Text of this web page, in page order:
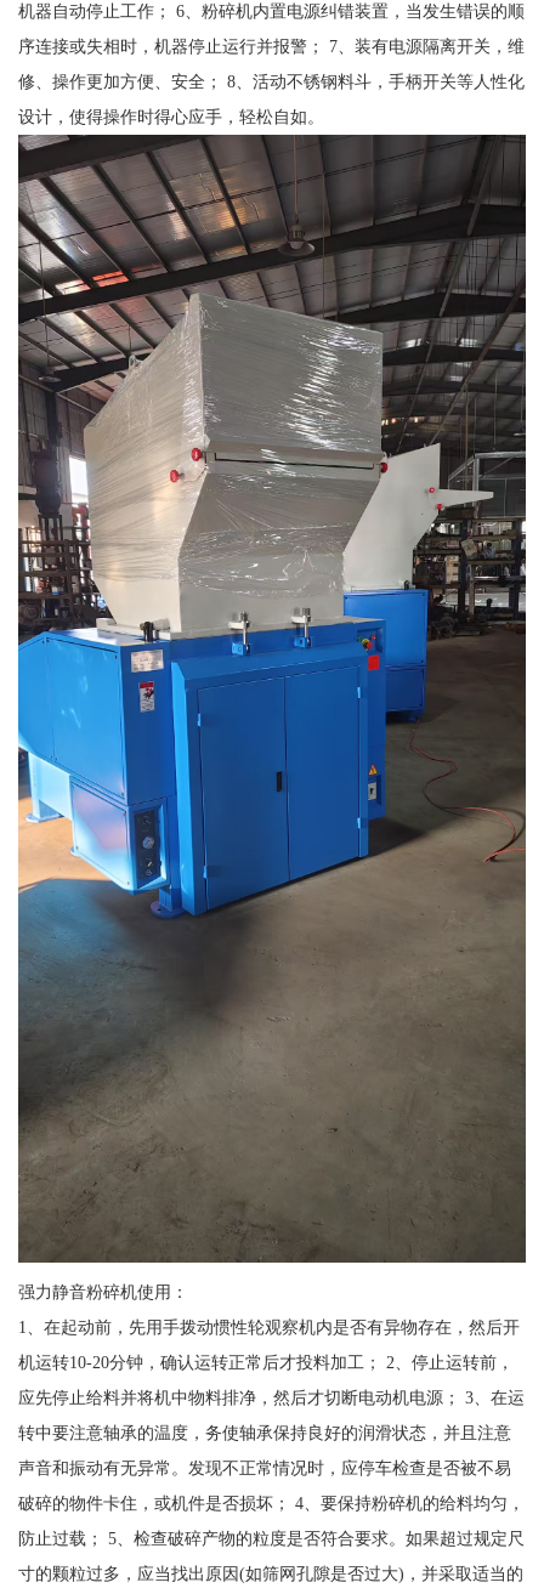
机器自动停止工作； 6、粉碎机内置电源纠错装置，当发生错误的顺
序连接或失相时，机器停止运行并报警； 7、装有电源隔离开关，维
修、操作更加方便、安全； 8、活动不锈钢料斗，手柄开关等人性化
设计，使得操作时得心应手，轻松自如。
强力静音粉碎机使用：
1、在起动前，先用手拨动惯性轮观察机内是否有异物存在，然后开
机运转10-20分钟，确认运转正常后才投料加工； 2、停止运转前，
应先停止给料并将机中物料排净，然后才切断电动机电源； 3、在运
转中要注意轴承的温度，务使轴承保持良好的润滑状态，并且注意
声音和振动有无异常。发现不正常情况时，应停车检查是否被不易
破碎的物件卡住，或机件是否损坏； 4、要保持粉碎机的给料均匀，
防止过载； 5、检查破碎产物的粒度是否符合要求。如果超过规定尺
寸的颗粒过多，应当找出原因(如筛网孔隙是否过大)，并采取适当的